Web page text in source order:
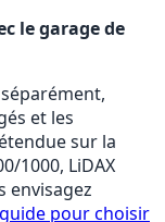
le garage de
et les
sur la
1000, LiDAX
envisagez
guide pour choisir